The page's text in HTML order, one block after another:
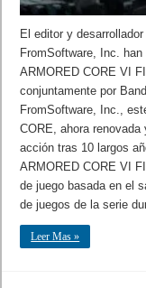
El editor y
FromSoftware, Inc.
ARMORED CORE VI
conjuntamente por
FromSoftware, Inc.,
CORE, ahora
acción tras 10 largos
ARMORED CORE VI
de juego basada en el
de juegos de la serie
Leer Mas »